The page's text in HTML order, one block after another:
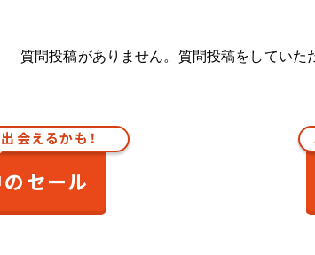
質問投稿がありません。質問投稿をしていた
会えるかも！
セール